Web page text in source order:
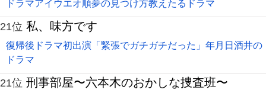
ドラマアイウエオ順夢の見つけ方教えたるドラマ
21位 私、味方です
復帰後ドラマ初出演「緊張でガチガチだった」年月日酒井の
ドラマ
21位 刑事部屋〜六本木のおかしな捜査班〜